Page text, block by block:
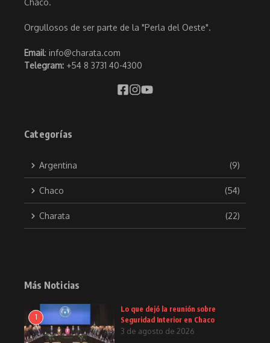
Chaco.
Orgullosos de ser parte de la "Perla del Oeste".
Email: info@charata.com
Telegram: +54 8 3731 40-4300
Categorías
Argentina (9)
Chaco (54)
Charata (22)
Más Noticias
1
Lo que dejó la reunión sobre
Seguridad Interior en Chaco
3 de agosto de 2026